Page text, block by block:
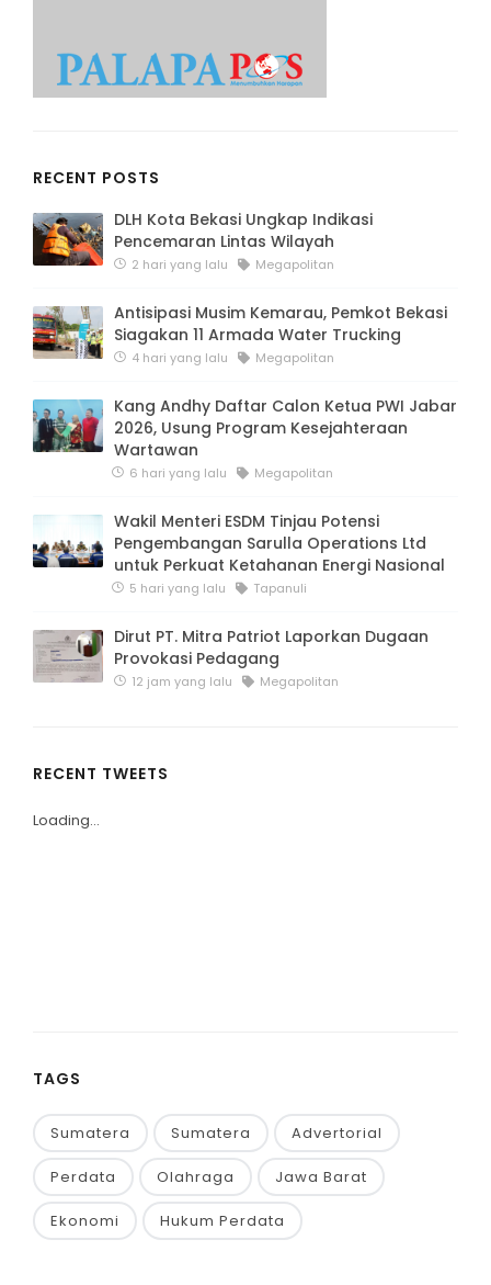
RECENT POSTS
DLH Kota Bekasi Ungkap Indikasi
Pencemaran Lintas Wilayah
2 hari yang lalu Megapolitan
Antisipasi Musim Kemarau, Pemkot Bekasi
Siagakan 11 Armada Water Trucking
4 hari yang lalu Megapolitan
Kang Andhy Daftar Calon Ketua PWI Jabar
2026, Usung Program Kesejahteraan
Wartawan
6 hari yang lalu Megapolitan
Wakil Menteri ESDM Tinjau Potensi
Pengembangan Sarulla Operations Ltd
untuk Perkuat Ketahanan Energi Nasional
5 hari yang lalu Tapanuli
Dirut PT. Mitra Patriot Laporkan Dugaan
Provokasi Pedagang
12 jam yang lalu Megapolitan
RECENT TWEETS
Loading...
TAGS
Sumatera Sumatera Advertorial
Perdata Olahraga Jawa Barat
Ekonomi Hukum Perdata